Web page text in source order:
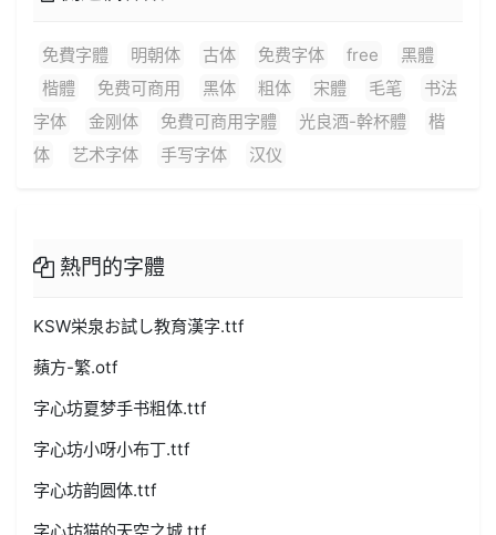
免費字體 明朝体 古体 免费字体 free
黑體
楷體
免费可商用 黑体 粗体 宋體 毛笔
书法
字体
金刚体 免費可商用字體 光良酒-幹杯體
楷
体
艺术字体 手写字体 汉仪
熱門的字體
KSW栄泉お試し教育漢字.ttf
蘋方-繁.otf
字心坊夏梦手书粗体.ttf
字心坊小呀小布丁.ttf
字心坊韵圆体.ttf